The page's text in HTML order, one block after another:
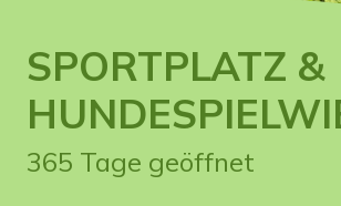
SPORTPLATZ &
365 Tage geöffnet